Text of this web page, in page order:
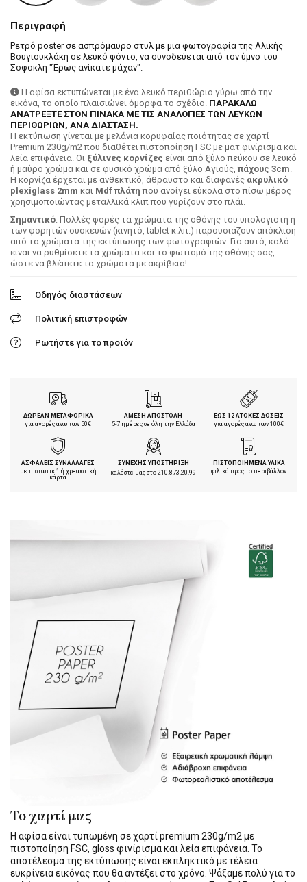
Περιγραφή
Ρετρό poster σε ασπρόμαυρο στυλ με μια φωτογραφία της Αλικής
Βουγιουκλάκη σε λευκό φόντο, να συνοδεύεται από τον ύμνο του
Σοφοκλή "Έρως ανίκατε μάχαν".
Η αφίσα εκτυπώνεται με ένα λευκό περιθώριο γύρω από την
εικόνα, το οποίο πλαισιώνει όμορφα το σχέδιο. ΠΑΡΑΚΑΛΩ
ΑΝΑΤΡΕΞΤΕ ΣΤΟΝ ΠΙΝΑΚΑ ΜΕ ΤΙΣ ΑΝΑΛΟΓΙΕΣ ΤΩΝ ΛΕΥΚΩΝ
ΠΕΡΙΘΩΡΙΩΝ, ΑΝΑ ΔΙΑΣΤΑΣΗ.
H εκτύπωση γίνεται με μελάνια κορυφαίας ποιότητας σε χαρτί
Premium 230g/m2 που διαθέτει πιστοποίηση FSC με ματ φινίρισμα και
λεία επιφάνεια. Οι ξύλινες κορνίζες είναι από ξύλο πεύκου σε λευκό
ή μαύρο χρώμα και σε φυσικό χρώμα από ξύλο Αγιούς, πάχους 3cm.
Η κορνίζα έρχεται με ανθεκτικό, άθραυστο και διαφανές ακρυλικό
plexiglass 2mm και Mdf πλάτη που ανοίγει εύκολα στο πίσω μέρος
χρησιμοποιώντας μεταλλικά κλιπ που γυρίζουν στο πλάι.
Σημαντικό: Πολλές φορές τα χρώματα της οθόνης του υπολογιστή ή
των φορητών συσκευών (κινητό, tablet κ.λπ.) παρουσιάζουν απόκλιση
από τα χρώματα της εκτύπωσης των φωτογραφιών. Για αυτό, καλό
είναι να ρυθμίσετε τα χρώματα και το φωτισμό της οθόνης σας,
ώστε να βλέπετε τα χρώματα με ακρίβεια!
Οδηγός διαστάσεων
Πολιτική επιστροφών
Ρωτήστε για το προϊόν
ΔΩΡΕΑΝ ΜΕΤΑΦΟΡΙΚΑ
για αγορές άνω των 50€
ΑΜΕΣΗ ΑΠΟΣΤΟΛΗ
5-7 ημέρες σε όλη την Ελλάδα
ΕΩΣ 12 ΑΤΟΚΕΣ ΔΟΣΕΙΣ
για αγορές άνω των 100€
ΑΣΦΑΛΕΙΣ ΣΥΝΑΛΛΑΓΕΣ
με πιστωτική ή χρεωστική
κάρτα
ΣΥΝΕΧΗΣ ΥΠΟΣΤΗΡΙΞΗ
καλέστε μας στο210.873.20.99
ΠΙΣΤΟΠΟΙΗΜΕΝΑ ΥΛΙΚΑ
φιλικά προς το περιβάλλον
Το χαρτί μας
Η αφίσα είναι τυπωμένη σε χαρτί premium 230g/m2 με
πιστοποίηση FSC, gloss φινίρισμα και λεία επιφάνεια. Το
αποτέλεσμα της εκτύπωσης είναι εκπληκτικό με τέλεια
ευκρίνεια εικόνας που θα αντέξει στο χρόνο. Ψάξαμε πολύ για το